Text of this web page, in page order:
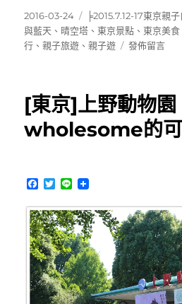
發
佈
日
2016-03-24
分
類
╞2015.7.12-17東京親
與藍天 、 晴空塔 、 東京景點 、 東京美食
行 、親子旅遊 、親子遊
在
空
吃
發佈留言
[東京]上野動物園
wholesome的可
F
c
e
b
o
o
k
T
i
t
t
e
r
L
n
e